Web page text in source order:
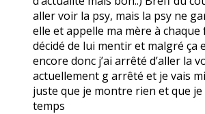
aller voir la psy, mais la psy ne
elle et appelle ma mère à chaque
décidé de lui mentir et malgré ça
encore donc j’ai arrêté d’aller la
actuellement g arrêté et je vais
juste que je montre rien et que
temps